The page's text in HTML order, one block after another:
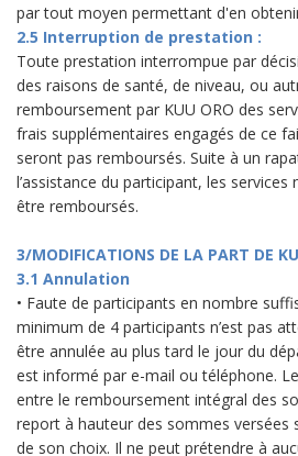
par tout moyen permettant d'en
2.5 Interruption de prestation :
Toute prestation interrompue par
des raisons de santé, de niveau, ou
remboursement par KUU ORO des
frais supplémentaires engagés de ce
seront pas remboursés. Suite à un
l’assistance du participant, les
être remboursés.
3/MODIFICATIONS DE LA PART DE
3.1 Annulation
• Faute de participants en nombre
minimum de 4 participants n’est pas
être annulée au plus tard le jour du
est informé par e-mail ou téléphone.
entre le remboursement intégral des
report à hauteur des sommes versées
de son choix. Il ne peut prétendre à